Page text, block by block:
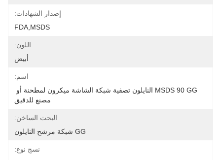
إصدار الشهادات:
FDA,MSDS
اللون:
أبيض
اسم:
MSDS 90 GG النايلون تصفية شبكة الشاشة ميكرون لمطحنة أو
مصنع للدقيق
البحث الساخن:
GG شبكة مرشح النايلون
نسج نوع: